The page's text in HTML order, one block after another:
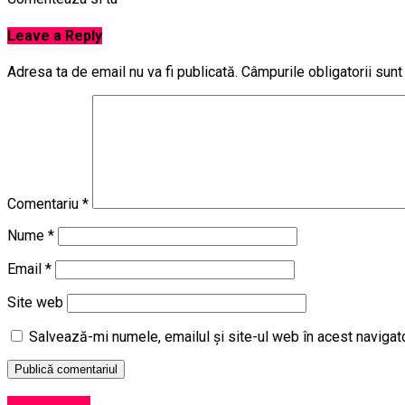
Leave a Reply
Adresa ta de email nu va fi publicată. Câmpurile obligatorii
Comentariu *
Nume *
Email *
Site web
Salvează-mi numele, emailul și site-ul web în acest